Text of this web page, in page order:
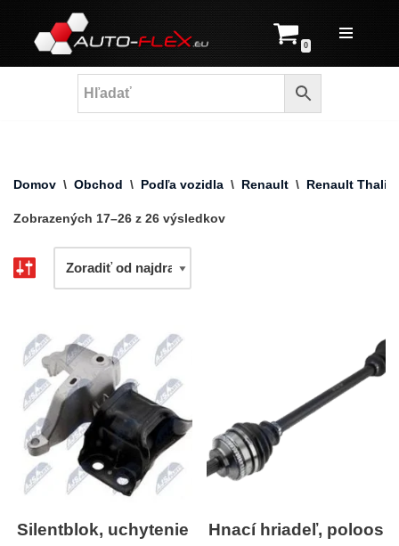
Prejsť
na
0
Domov \ Obchod \ Podľa vozidla \ Renault \ Renault Thalia
Zobrazených 17–26 z 26 výsledkov
Silentblok, uchytenie
Hnací hriadeľ, poloos